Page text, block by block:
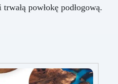
powłokę podłogową.